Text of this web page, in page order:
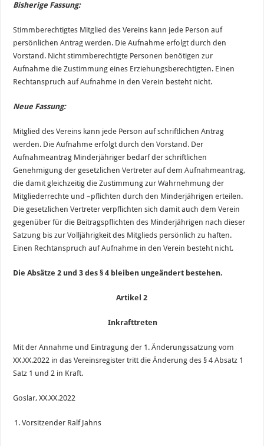
Bisherige Fassung:
Stimmberechtigtes Mitglied des Vereins kann jede Person auf
persönlichen Antrag werden. Die Aufnahme erfolgt durch den
Vorstand. Nicht stimmberechtigte Personen benötigen zur
Aufnahme die Zustimmung eines Erziehungsberechtigten. Einen
Rechtanspruch auf Aufnahme in den Verein besteht nicht.
Neue Fassung:
Mitglied des Vereins kann jede Person auf schriftlichen Antrag
werden. Die Aufnahme erfolgt durch den Vorstand. Der
Aufnahmeantrag Minderjähriger bedarf der schriftlichen
Genehmigung der gesetzlichen Vertreter auf dem Aufnahmeantrag,
die damit gleichzeitig die Zustimmung zur Wahrnehmung der
Mitgliederrechte und –pflichten durch den Minderjährigen erteilen.
Die gesetzlichen Vertreter verpflichten sich damit auch dem Verein
gegenüber für die Beitragspflichten des Minderjährigen nach dieser
Satzung bis zur Volljährigkeit des Mitglieds persönlich zu haften.
Einen Rechtanspruch auf Aufnahme in den Verein besteht nicht.
Die Absätze 2 und 3 des § 4 bleiben ungeändert bestehen.
Artikel 2
Inkrafttreten
Mit der Annahme und Eintragung der 1. Änderungssatzung vom
XX.XX.2022 in das Vereinsregister tritt die Änderung des § 4 Absatz 1
Satz 1 und 2 in Kraft.
Goslar, XX.XX.2022
Vorsitzender Ralf Jahns